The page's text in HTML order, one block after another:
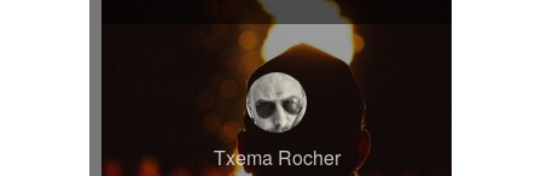
Txema Rocher